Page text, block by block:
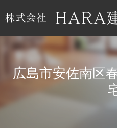
広島市安佐南区